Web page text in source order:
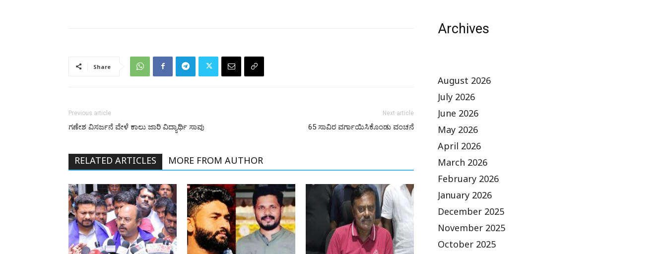
Share
Previous article
ಗಣೇಶ ವಿಸರ್ಜನೆ ವೇಳೆ ಕಾಲು ಜಾರಿ ವಿದ್ಯಾರ್ಥಿ ಸಾವು
Next article
65 ಸಾವಿರ ವರ್ಗಾಯಿಸಿಕೊಂಡು ವಂಚನೆ
RELATED ARTICLES MORE FROM AUTHOR
Archives
August 2026
July 2026
June 2026
May 2026
April 2026
March 2026
February 2026
January 2026
December 2025
November 2025
October 2025